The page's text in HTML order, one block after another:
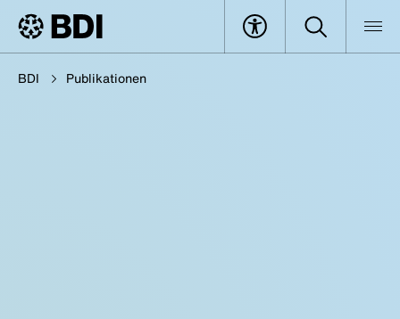
BDI Publikationen